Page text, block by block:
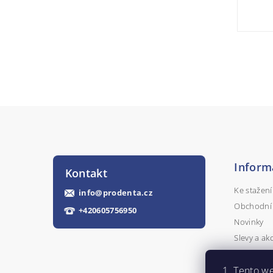
Kontakt
info@prodenta.cz
+420605756950
Ke stažení
Novinky
Slevy a
Kontakty
Napište